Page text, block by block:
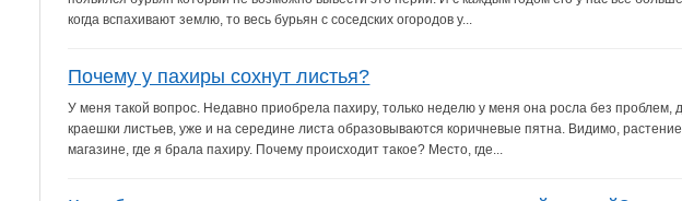
когда вспахивают землю, то весь бурьян с соседских огородов у...
Почему у пахиры сохнут листья?
У меня такой вопрос. Недавно приобрела пахиру, только неделю у меня она росла без проблем,
краешки листьев, уже и на середине листа образовываются коричневые пятна. Видимо,
магазине, где я брала пахиру. Почему происходит такое? Место, где...